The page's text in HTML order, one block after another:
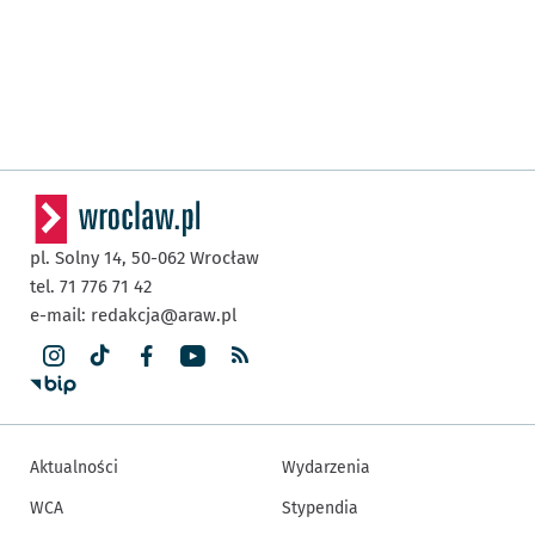
pl. Solny 14, 50-062 Wrocław
tel. 71 776 71 42
e-mail: redakcja@araw.pl
Aktualności
WCA
Wydarzenia
Stypendia